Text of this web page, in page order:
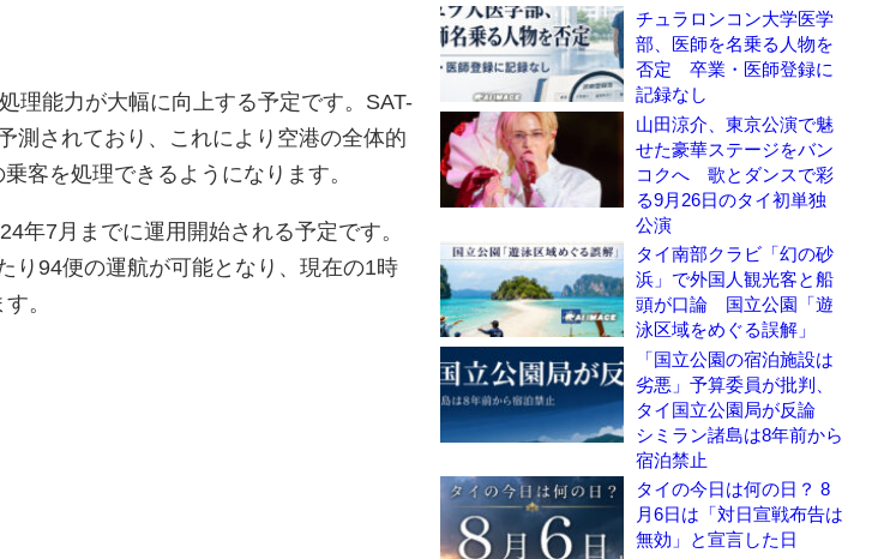
理能力が大幅に向上する予定です。SAT-
測されており、これにより空港の全体的
客を処理できるようになります。
年7月までに運用開始される予定です。
り94便の運航が可能となり、現在の1時
。
チュラロンコン大学医学
部、医師を名乗る人物を
否定 卒業・医師登録に
記録なし
山田涼介、東京公演で魅
せた豪華ステージをバン
コクへ 歌とダンスで彩
る9月26日のタイ初単独
公演
タイ南部クラビ「幻の砂
浜」で外国人観光客と船
頭が口論 国立公園「遊
泳区域をめぐる誤解」
「国立公園の宿泊施設は
劣悪」予算委員が批判、
タイ国立公園局が反論
シミラン諸島は8年前から
宿泊禁止
タイの今日は何の日？ 8
月6日は「対日宣戦布告は
無効」と宣言した日